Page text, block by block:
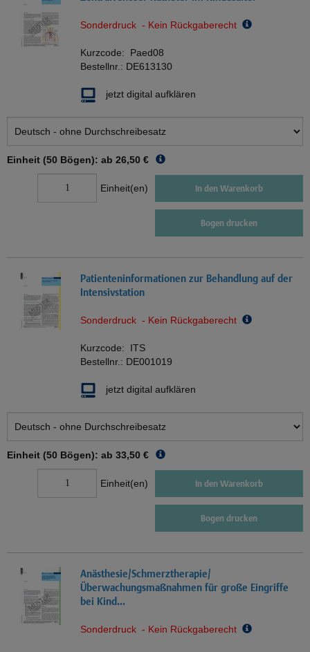
Sonderdruck - Kein Rückgaberecht
Kurzcode: Paed08
Bestellnr.: DE613130
jetzt digital aufklären
Einheit (50 Bögen): ab 26,50 €
Einheit(en) In den Warenkorb
Bogen drucken
Patienteninformationen zur Behandlung auf der
Intensivstation
Sonderdruck - Kein Rückgaberecht
Kurzcode: ITS
Bestellnr.: DE001019
jetzt digital aufklären
Einheit (50 Bögen): ab 33,50 €
Einheit(en) In den Warenkorb
Bogen drucken
Anästhesie/Schmerztherapie/
Überwachungsmaßnahmen für große Eingriffe
bei Kind...
Sonderdruck - Kein Rückgaberecht